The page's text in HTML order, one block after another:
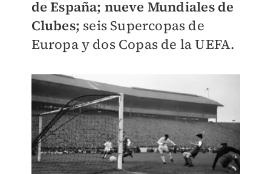
de España; nueve Mundiales de
Clubes; seis Supercopas de
Europa y dos Copas de la UEFA.